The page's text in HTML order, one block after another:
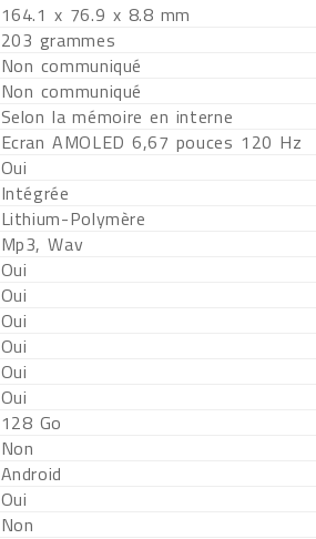
164.1 x 76.9 x 8.8 mm
203 grammes
Non communiqué
Non communiqué
Selon la mémoire en interne
Ecran AMOLED 6,67 pouces 120 Hz
Oui
Intégrée
Lithium-Polymère
Mp3, Wav
Oui
Oui
Oui
Oui
Oui
Oui
128 Go
Non
Android
Oui
Non